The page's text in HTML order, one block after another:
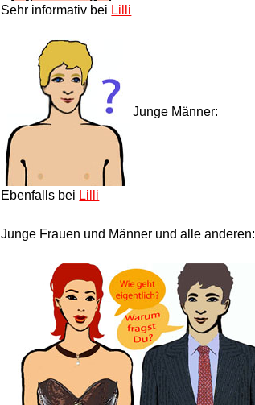
Sehr informativ bei Lilli
Junge Männer:
Ebenfalls bei Lilli
Junge Frauen und Männer und alle anderen: